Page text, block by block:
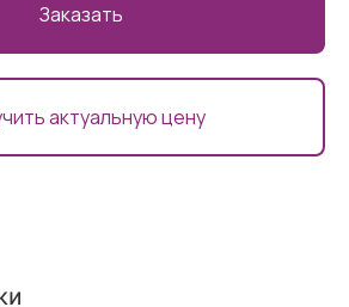
Заказать
актуальную цену